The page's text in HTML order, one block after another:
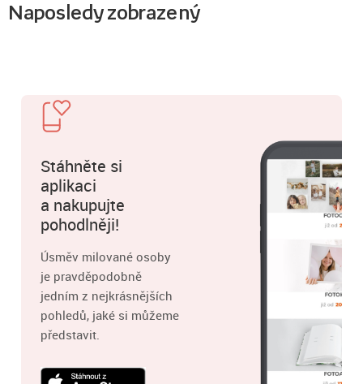
Naposledy zobrazený
Stáhněte si
aplikaci
a nakupujte
pohodlněji!
Úsměv milované osoby
je pravděpodobně
jedním z nejkrásnějších
pohledů, jaké si můžeme
představit.